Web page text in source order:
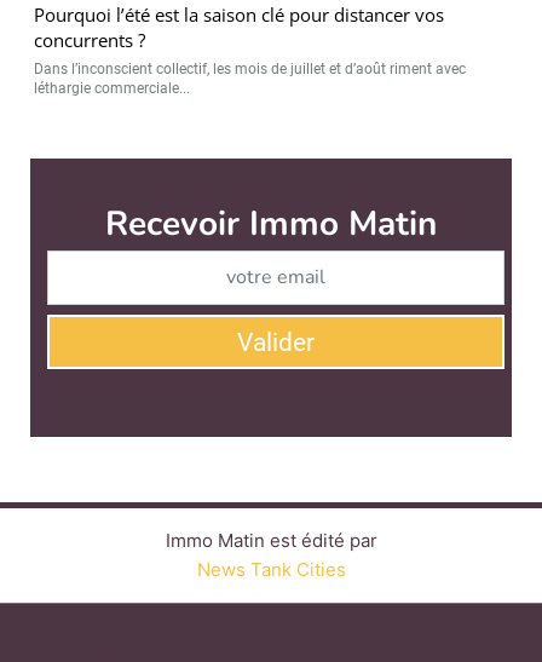
Pourquoi l’été est la saison clé pour distancer vos
concurrents ?
Dans l’inconscient collectif, les mois de juillet et d’août riment avec
léthargie commerciale...
Immo Matin est édité par
QUI SOMMES-NOUS ?
LINKEDINTWITTERFACEBOOK
YOUTUBE